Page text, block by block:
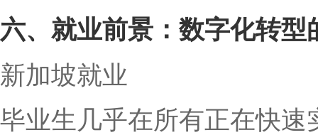
六、就业前景：数字化转型
新加坡就业
毕业生几乎在所有正在快